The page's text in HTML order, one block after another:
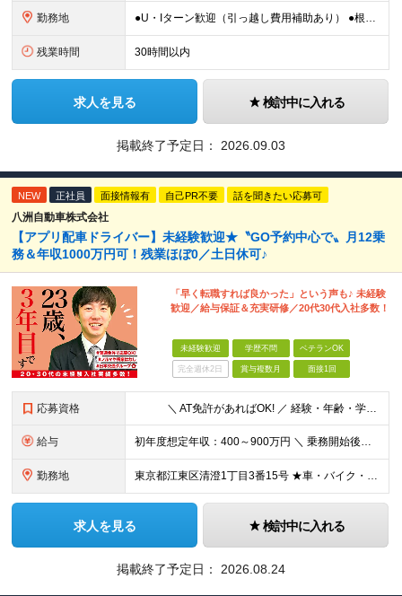
勤務地 ●U・Iターン歓迎（引っ越し費用補助あり） ●根岸駅より無料送迎バスあり ●車･バイク・自転車通勤OK ■本牧営業所／神奈川県横浜市中区豊浦町2-3 (変更の範囲)上記を除く当社関連勤務地
残業時間 30時間以内
求人を見る 検討中に入れる
掲載終了予定日： 2026.09.03
NEW 正社員 面接情報有 自己PR不要 話を聞きたい応募可
八洲自動車株式会社
【アプリ配車ドライバー】未経験歓迎★〝GO予約中心で〟月12乗
務＆年収1000万円可！残業ほぼ0／土日休可♪
「早く転職すれば良かった」という声も♪ 未経験
歓迎／給与保証＆充実研修／20代30代入社多数！
未経験歓迎 学歴不問 ベテランOK
完全週休2日 賞与複数月 面接1回
応募資格 ＼ AT免許があればOK! ／ 経験・年齢・学歴不問【20代・30代活躍中】 収入も休みも趣味も◎ 〝早く転職すればよかった〟 と思える働き方を叶えませんか？ 【応募条件】 ◎普通自動車運転免
給与 初年度想定年収：400～900万円 ＼ 乗務開始後、6ヶ月間給与保証 ／ ◎月給30万円×6ヶ月間（未経験者対象） ◎保証給を上回る歩合はそのまま支給 ◎二種免許養成中は月給24万円＋交通費（実費）
勤務地 東京都江東区清澄1丁目3番15号 ★車・バイク・自転車通勤可 ★転勤なし ※（変更の範囲）上記を除く当社関連勤務地
求人を見る 検討中に入れる
掲載終了予定日： 2026.08.24